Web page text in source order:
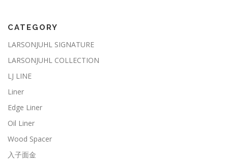
CATEGORY
LARSONJUHL SIGNATURE
LARSONJUHL COLLECTION
LJ LINE
Liner
Edge Liner
Oil Liner
Wood Spacer
入子面金